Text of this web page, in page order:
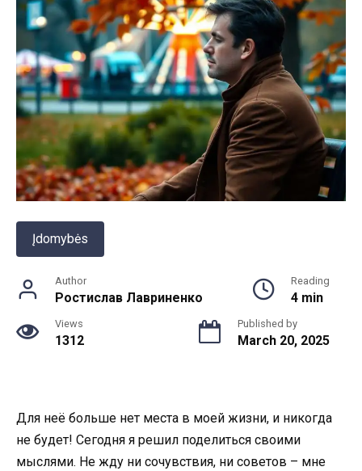
Įdomybės
Author
Ростислав Лавриненко
Reading
4 min
Views
1312
Published by
March 20, 2025
Для неё больше нет места в моей жизни, и никогда
не будет! Сегодня я решил поделиться своими
мыслями. Не жду ни сочувствия, ни советов – мне